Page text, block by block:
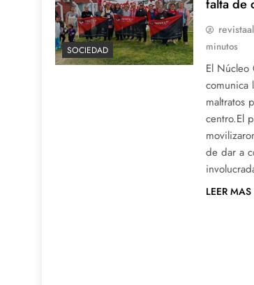
SOCIEDAD
falta de
minutos
El Núcleo
comunica
maltratos
centro.El
de dar a
LEER MAS